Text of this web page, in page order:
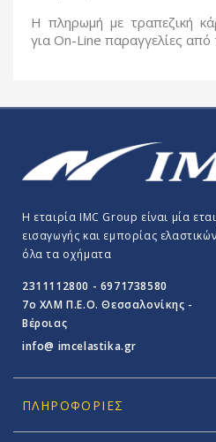
Η πληρωμή με τραπεζική
για On-Line παραγγελίες
Η εταιρία IMC Group είναι μία
εισαγωγής και εμπορίας
όλα τα οχήματα
2311112800 - 6971738580
7o ΧΛΜ Π.E.O. Θεσσαλονίκης -
Βέροιας
info@ imcelastika.gr
ΠΛΗΡΟΦΟΡΊΕΣ